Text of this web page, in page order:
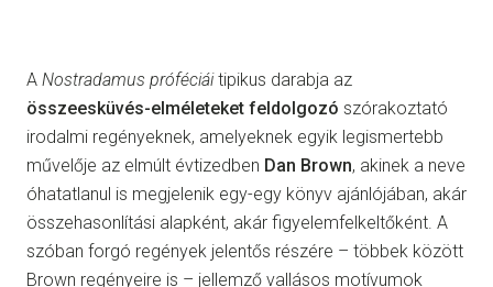
A Nostradamus próféciáitipikus darabja az
összeesküvés-elméleteket feldolgozó szórakoztató
irodalmi regényeknek, amelyeknek egyik legismertebb
művelője az elmúlt évtizedben Dan Brown, akinek a neve
óhatatlanul is megjelenik egy-egy könyv ajánlójában, akár
összehasonlítási alapként, akár figyelemfelkeltőként. A
szóban forgó regények jelentős részére – többek között
Brown regényeire is – jellemző vallásos motívumok